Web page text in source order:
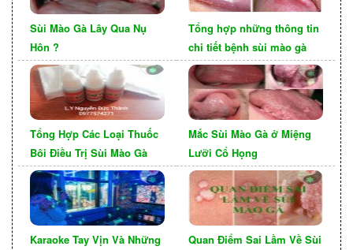
bác sĩ để đảm bảo chuẩn đoán chính xác. Bác sĩ
sẽ lựa chọn các phương pháp xét nghiệm phù
hợp dựa trên triệu chứng, tình trạng sức khỏe cá
nhân và các yếu tố khác.
Sùi Mào Gà Lây Qua Nụ
Hôn ?
Tổng hợp những thông tin
chi tiết bệnh sùi mào gà
Tổng Hợp Các Loại Thuốc
Bôi Điều Trị Sùi Mào Gà
Mắc Sùi Mào Gà ở Miệng
Lưỡi Cổ Họng
Karaoke Tay Vịn Và Những
Quan Điểm Sai Lầm Về Sùi